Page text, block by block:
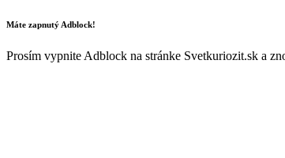
Máte zapnutý Adblock!
Prosím vypnite Adblock na stránke Svetkuriozit.sk a